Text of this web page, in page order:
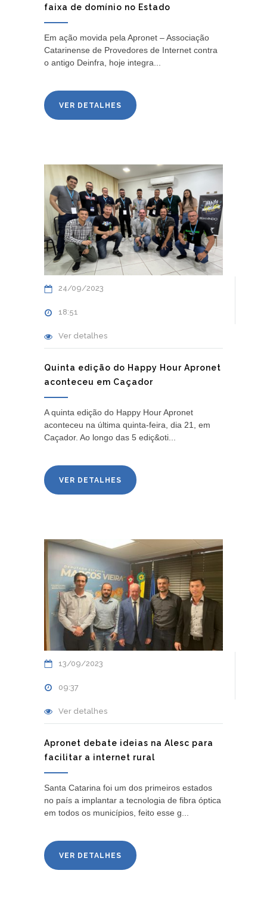
faixa de domínio no Estado
Em ação movida pela Apronet – Associação
Catarinense de Provedores de Internet contra
o antigo Deinfra, hoje integra...
VER DETALHES
24/09/2023
18:51
Ver detalhes
Quinta edição do Happy Hour Apronet
aconteceu em Caçador
A quinta edição do Happy Hour Apronet
aconteceu na última quinta-feira, dia 21, em
Caçador. Ao longo das 5 ediç&oti...
VER DETALHES
13/09/2023
09:37
Ver detalhes
Apronet debate ideias na Alesc para
facilitar a internet rural
Santa Catarina foi um dos primeiros estados
no país a implantar a tecnologia de fibra óptica
em todos os municípios, feito esse g...
VER DETALHES